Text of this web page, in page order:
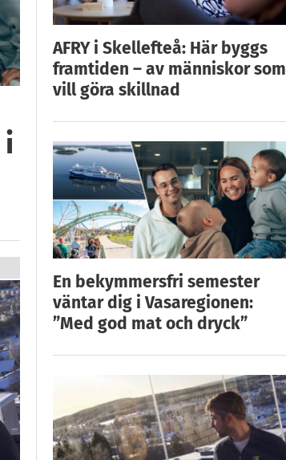
i
AFRY i Skellefteå: Här byggs
framtiden – av människor som
vill göra skillnad
En bekymmersfri semester
väntar dig i Vasaregionen:
”Med god mat och dryck”